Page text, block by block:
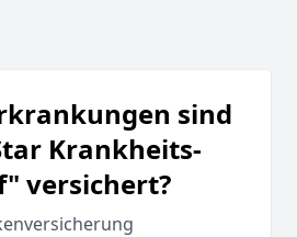
sind
Krankheits-
versichert?